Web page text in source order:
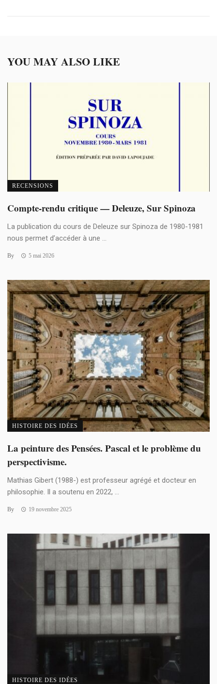
YOU MAY ALSO LIKE
RECENSIONS
Compte-rendu critique — Deleuze, Sur Spinoza
La publication du cours de Deleuze sur Spinoza de 1980-1981
nous permet d’accéder à une ...
By 5 mai 2026
HISTOIRE DES IDÉES
La peinture des Pensées. Pascal et le problème du
perspectivisme.
Mathias Gibert (1988-) est professeur agrégé et docteur en
philosophie. Il a soutenu en 2022, ...
By 19 novembre 2025
HISTOIRE DES IDÉES